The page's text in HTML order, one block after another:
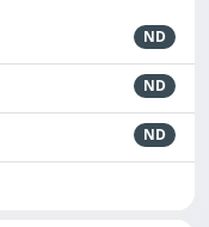
ND
ND
ND